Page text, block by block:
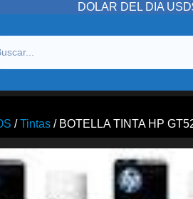
DOLAR DEL DIA
/Tintas / BOTELLA TINTA HP